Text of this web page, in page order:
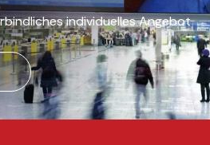
individuelles Angebot